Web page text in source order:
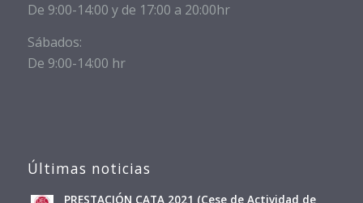
De 9:00-14:00 y de 17:00 a 20:00hr
Sábados:
De 9:00-14:00 hr
Últimas noticias
PRESTACIÓN CATA 2021 (Cese de Actividad de